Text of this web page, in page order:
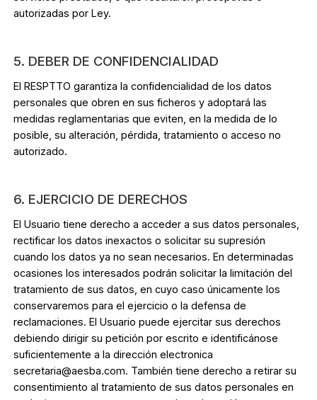
autorizadas por Ley.
5. DEBER DE CONFIDENCIALIDAD
El RESPTTO garantiza la confidencialidad de los datos
personales que obren en sus ficheros y adoptará las
medidas reglamentarias que eviten, en la medida de lo
posible, su alteración, pérdida, tratamiento o acceso no
autorizado.
6. EJERCICIO DE DERECHOS
El Usuario tiene derecho a acceder a sus datos personales,
rectificar los datos inexactos o solicitar su supresión
cuando los datos ya no sean necesarios. En determinadas
ocasiones los interesados podrán solicitar la limitación del
tratamiento de sus datos, en cuyo caso únicamente los
conservaremos para el ejercicio o la defensa de
reclamaciones. El Usuario puede ejercitar sus derechos
debiendo dirigir su petición por escrito e identificánose
suficientemente a la dirección electronica
secretaria@aesba.com. También tiene derecho a retirar su
consentimiento al tratamiento de sus datos personales en